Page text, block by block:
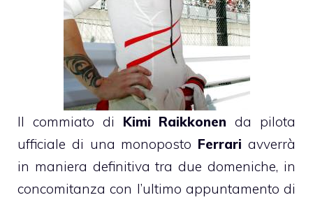
Il commiato di Kimi Raikkonen da pilota
ufficiale di una monoposto Ferrariavverrà
in maniera definitiva tra due domeniche, in
concomitanza con l’ultimo appuntamento di